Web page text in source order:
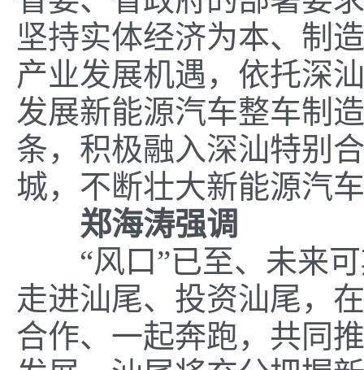
坚持实体经济为本、制
产业发展机遇，依托深
发展新能源汽车整车制
条，积极融入深汕特别
城，不断壮大新能源汽
郑海涛强调
“风口”已至、未来可
走进汕尾、投资汕尾，
合作、一起奔跑，共同